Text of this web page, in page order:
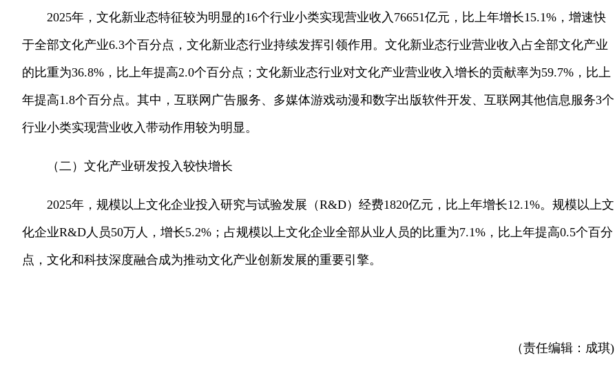
2025年，文化新业态特征较为明显的16个行业小类实现营业收入76651亿元，比上年增长15.1%，增速快
于全部文化产业6.3个百分点，文化新业态行业持续发挥引领作用。文化新业态行业营业收入占全部文化产业
的比重为36.8%，比上年提高2.0个百分点；文化新业态行业对文化产业营业收入增长的贡献率为59.7%，比上
年提高1.8个百分点。其中，互联网广告服务、多媒体游戏动漫和数字出版软件开发、互联网其他信息服务3个
行业小类实现营业收入带动作用较为明显。
（二）文化产业研发投入较快增长
2025年，规模以上文化企业投入研究与试验发展（R&D）经费1820亿元，比上年增长12.1%。规模以上文
化企业R&D人员50万人，增长5.2%；占规模以上文化企业全部从业人员的比重为7.1%，比上年提高0.5个百分
点，文化和科技深度融合成为推动文化产业创新发展的重要引擎。
（责任编辑：成琪)